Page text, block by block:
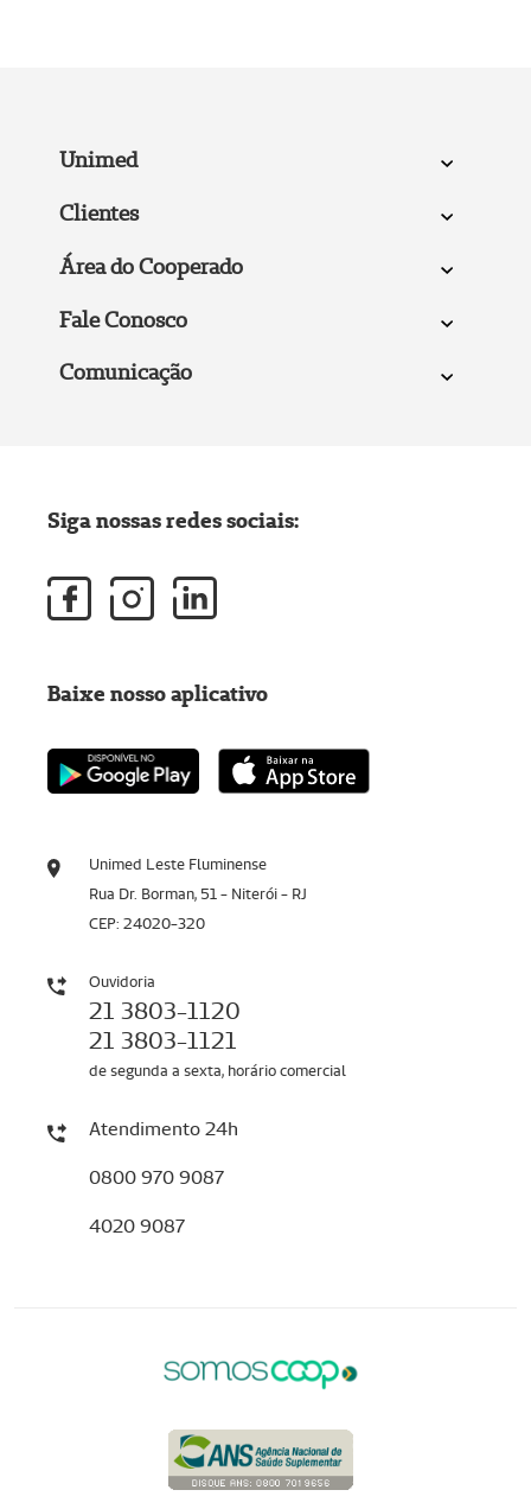
Unimed
Clientes
Área do Cooperado
Fale Conosco
Comunicação
Unimed Leste Fluminense
Rua Dr. Borman, 51 - Niterói - RJ
CEP: 24020-320
Ouvidoria
21 3803-1120
21 3803-1121
de segunda a sexta, horário comercial
Atendimento 24h
0800 970 9087
4020 9087
Siga nossas redes sociais:
Baixe nosso aplicativo